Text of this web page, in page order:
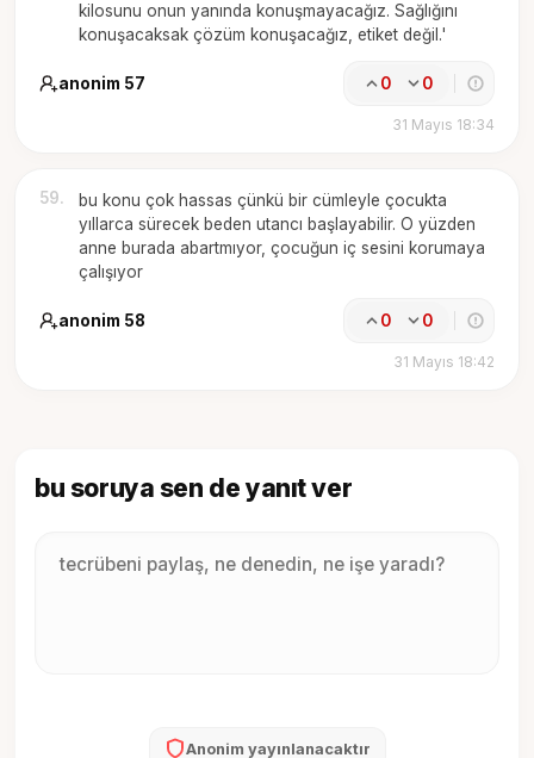
kilosunu onun yanında konuşmayacağız. Sağlığını
konuşacaksak çözüm konuşacağız, etiket değil.'
anonim 57 0 0
31 Mayıs 18:34
59.
bu konu çok hassas çünkü bir cümleyle çocukta
yıllarca sürecek beden utancı başlayabilir. O yüzden
anne burada abartmıyor, çocuğun iç sesini korumaya
çalışıyor
anonim 58 0 0
31 Mayıs 18:42
bu soruya sen de yanıt ver
Anonim yayınlanacaktır